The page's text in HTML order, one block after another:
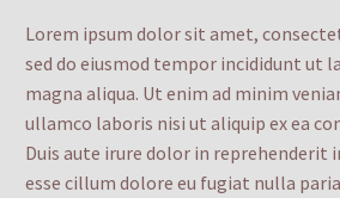
Lorem ipsum dolor sit amet,
sed do eiusmod tempor incididunt ut
magna aliqua. Ut enim ad minim
ullamco laboris nisi ut aliquip ex ea
Duis aute irure dolor in reprehenderit
esse cillum dolore eu fugiat nulla